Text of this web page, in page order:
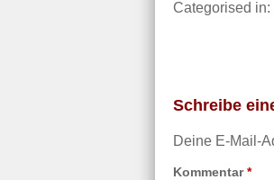
Categorised in:
Schreibe
Deine E-Mail-
Kommentar*